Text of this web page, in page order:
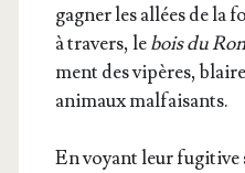
gagner les allées de la
à tra­vers, lebois du
ment des vipères,
ani­maux malfaisants.
En voyant leur fugi­tive